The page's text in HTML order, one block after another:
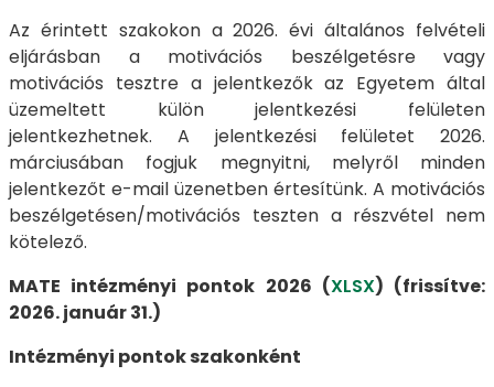
Az érintett szakokon a 2026. évi általános felvételi
eljárásban a motivációs beszélgetésre vagy
motivációs tesztre a jelentkezők az Egyetem által
üzemeltett külön jelentkezési felületen
jelentkezhetnek. A jelentkezési felületet 2026.
márciusában fogjuk megnyitni, melyről minden
jelentkezőt e-mail üzenetben értesítünk. A motivációs
beszélgetésen/motivációs teszten a részvétel nem
kötelező.
MATE intézményi pontok 2026 (XLSX) (frissítve:
2026. január 31.)
Intézményi pontok szakonként